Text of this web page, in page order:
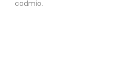
cadmio.